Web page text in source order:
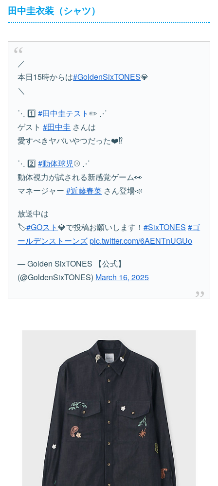
田中圭衣装（シャツ）
／
本日15時からは#GoldenSixTONES💎
＼
⋱ 1️⃣#田中圭テスト ✏️ ⋰
ゲスト#田中圭 さんは
愛すべきヤバいやつだった❤️⁉️
⋱ 2️⃣#動体球児⚾️ ⋰
動体視力が試される新感覚ゲーム👀
マネージャー#近藤春菜 さん登場📣
放送中は
🏷️#GOスト💎で投稿お願いします！#SixTONES #ゴ
ールデンストーンズpic.twitter.com/6AENTnUGUo
— Golden SixTONES 【公式】
(@GoldenSixTONES) March 16, 2025